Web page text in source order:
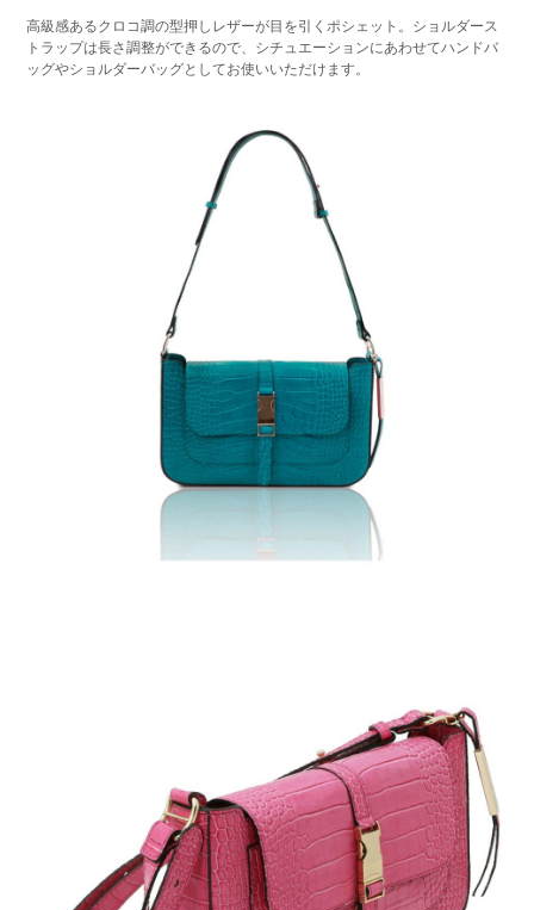
高級感あるクロコ調の型押しレザーが目を引くポシェット。ショルダース
トラップは長さ調整ができるので、シチュエーションにあわせてハンドバ
ッグやショルダーバッグとしてお使いいただけます。